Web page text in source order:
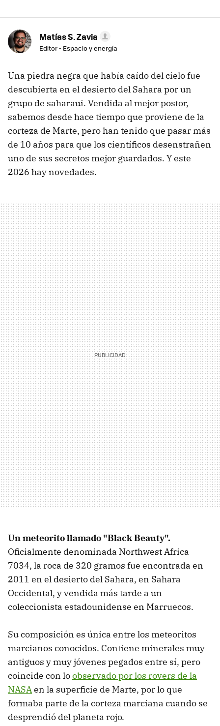
Matías S. Zavia
Editor - Espacio y energía
Una piedra negra que había caído del cielo fue
descubierta en el desierto del Sahara por un
grupo de saharaui. Vendida al mejor postor,
sabemos desde hace tiempo que proviene de la
corteza de Marte, pero han tenido que pasar más
de 10 años para que los científicos desenstrañen
uno de sus secretos mejor guardados. Y este
2026 hay novedades.
Un meteorito llamado "Black Beauty".
Oficialmente denominada Northwest Africa
7034, la roca de 320 gramos fue encontrada en
2011 en el desierto del Sahara, en Sahara
Occidental, y vendida más tarde a un
coleccionista estadounidense en Marruecos.
Su composición es única entre los meteoritos
marcianos conocidos. Contiene minerales muy
antiguos y muy jóvenes pegados entre sí, pero
coincide con loobservado por los rovers de la
NASAen la superficie de Marte, por lo que
formaba parte de la corteza marciana cuando se
desprendió del planeta rojo.